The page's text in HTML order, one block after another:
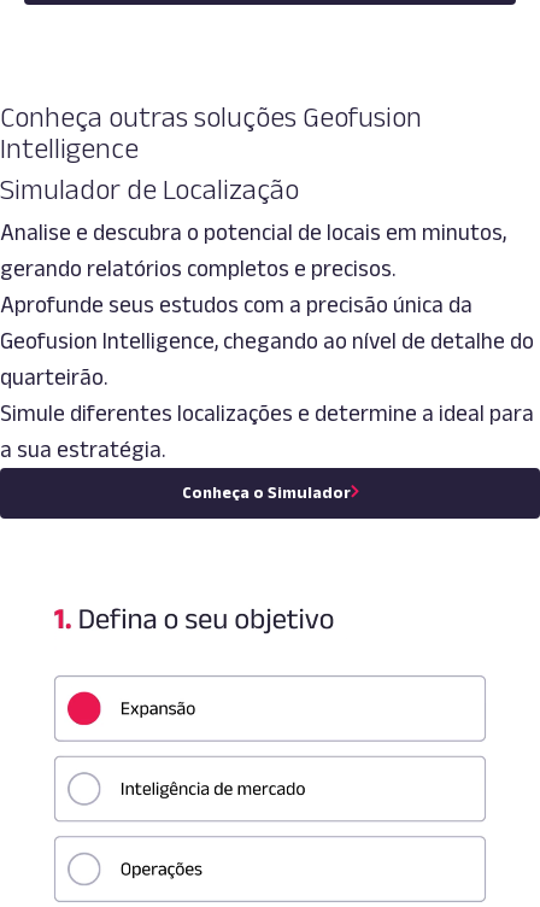
Conheça outras soluções Geofusion
Intelligence
Simulador de Localização
Analise e descubra o potencial de locais em minutos,
gerando relatórios completos e precisos.
Aprofunde seus estudos com a precisão única da
Geofusion Intelligence, chegando ao nível de detalhe do
quarteirão.
Simule diferentes localizações e determine a ideal para
a sua estratégia.
Conheça o Simulador